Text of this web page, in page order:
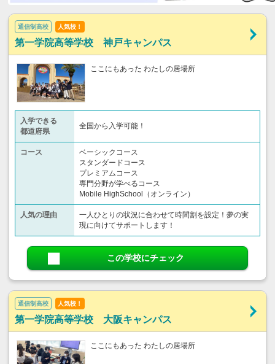
通信制高校 人気校！
第一学院高等学校 神戸キャンパス
ここにもあった わたしの居場所
入学できる
都道府県
全国から入学可能！
コース
ベーシックコース
スタンダードコース
プレミアムコース
専門分野が学べるコース
Mobile HighSchool（オンライン）
人気の理由
一人ひとりの状況に合わせて時間割を設定！夢の実
現に向けてサポートします！
この学校にチェック
通信制高校 人気校！
第一学院高等学校 大阪キャンパス
ここにもあった わたしの居場所